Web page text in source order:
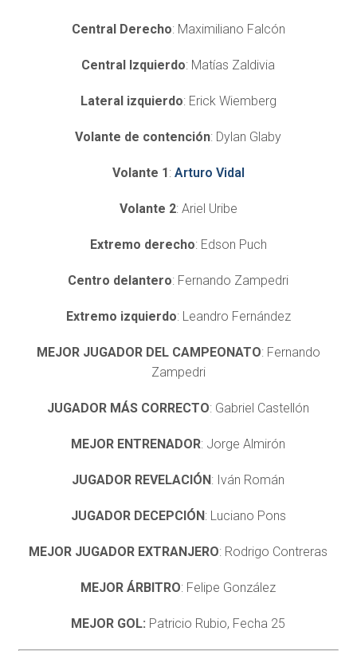
Central Derecho: Maximiliano Falcón
Central Izquierdo: Matías Zaldivia
Lateral izquierdo: Erick Wiemberg
Volante de contención: Dylan Glaby
Volante 1: Arturo Vidal
Volante 2: Ariel Uribe
Extremo derecho: Edson Puch
Centro delantero: Fernando Zampedri
Extremo izquierdo: Leandro Fernández
MEJOR JUGADOR DEL CAMPEONATO: Fernando
Zampedri
JUGADOR MÁS CORRECTO: Gabriel Castellón
MEJOR ENTRENADOR: Jorge Almirón
JUGADOR REVELACIÓN: Iván Román
JUGADOR DECEPCIÓN: Luciano Pons
MEJOR JUGADOR EXTRANJERO: Rodrigo Contreras
MEJOR ÁRBITRO: Felipe González
MEJOR GOL: Patricio Rubio, Fecha 25